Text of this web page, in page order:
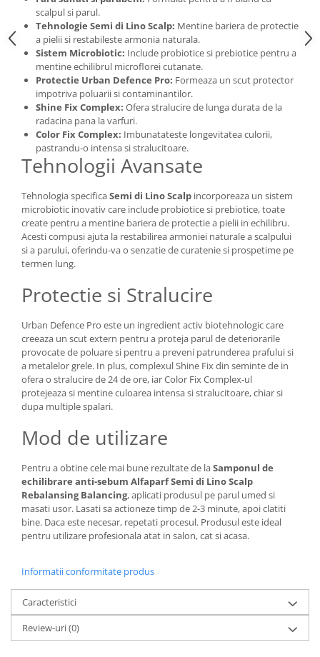
scalpul si parul.
Tehnologie Semi di Lino Scalp: Mentine bariera de protectie
a pielii si restabileste armonia naturala.
Sistem Microbiotic: Include probiotice si prebiotice pentru a
mentine echilibrul microflorei cutanate.
Protectie Urban Defence Pro: Formeaza un scut protector
impotriva poluarii si contaminantilor.
Shine Fix Complex: Ofera stralucire de lunga durata de la
radacina pana la varfuri.
Color Fix Complex: Imbunatateste longevitatea culorii,
pastrandu-o intensa si stralucitoare.
Tehnologii Avansate
Tehnologia specificaSemi di Lino Scalp incorporeaza un sistem
microbiotic inovativ care include probiotice si prebiotice, toate
create pentru a mentine bariera de protectie a pielii in echilibru.
Acesti compusi ajuta la restabilirea armoniei naturale a scalpului
si a parului, oferindu-va o senzatie de curatenie si prospetime pe
termen lung.
Protectie si Stralucire
Urban Defence Pro este un ingredient activ biotehnologic care
creeaza un scut extern pentru a proteja parul de deteriorarile
provocate de poluare si pentru a preveni patrunderea prafului si
a metalelor grele. In plus, complexul Shine Fix din seminte de in
ofera o stralucire de 24 de ore, iar Color Fix Complex-ul
protejeaza si mentine culoarea intensa si stralucitoare, chiar si
dupa multiple spalari.
Mod de utilizare
Pentru a obtine cele mai bune rezultate de laSamponul de
echilibrare anti-sebum Alfaparf Semi di Lino Scalp
Rebalansing Balancing, aplicati produsul pe parul umed si
masati usor. Lasati sa actioneze timp de 2-3 minute, apoi clatiti
bine. Daca este necesar, repetati procesul. Produsul este ideal
pentru utilizare profesionala atat in salon, cat si acasa.
Informatii conformitate produs
Caracteristici
Review-uri(0)